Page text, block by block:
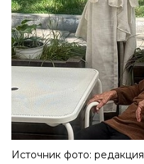
Источник фото: редакция